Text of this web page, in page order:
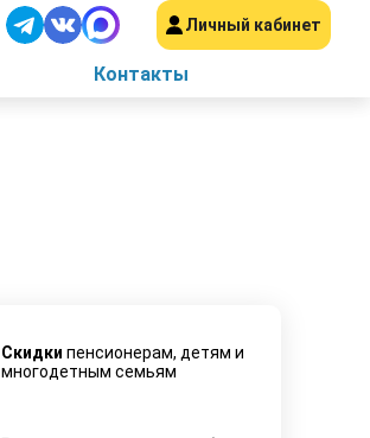
Личный кабинет
Контакты
Cкидки пенсионерам, детям и
многодетным семьям